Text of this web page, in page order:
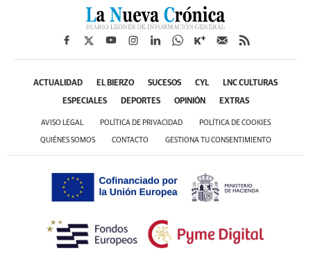
ACTUALIDAD EL BIERZO SUCESOS CYL LNC CULTURAS
ESPECIALES DEPORTES OPINIÓN EXTRAS
AVISO LEGAL POLÍTICA DE PRIVACIDAD POLÍTICA DE COOKIES
QUIÉNES SOMOS CONTACTO GESTIONA TU CONSENTIMIENTO